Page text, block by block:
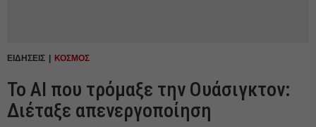
ΕΙΔΗΣΕΙΣ ΚΟΣΜΟΣ
Το AI που τρόμαξε την Ουάσιγκτον:
Διέταξε απενεργοποίηση